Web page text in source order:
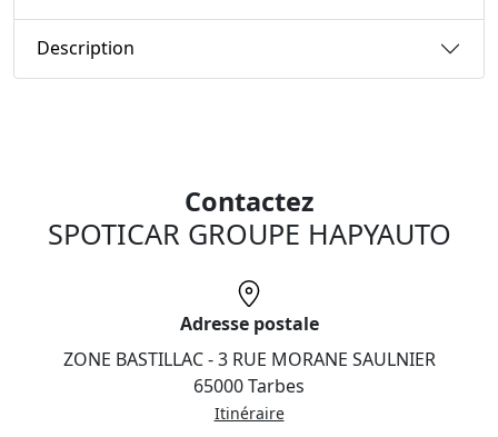
Description
Contactez
SPOTICAR GROUPE HAPYAUTO
Adresse postale
ZONE BASTILLAC - 3 RUE MORANE SAULNIER
65000 Tarbes
Itinéraire